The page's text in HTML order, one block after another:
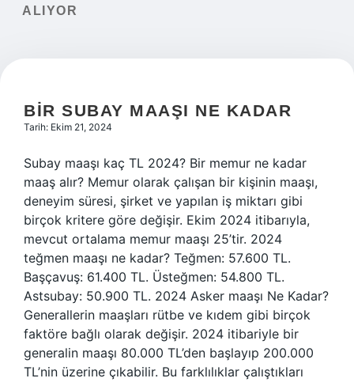
ALIYOR
BIR SUBAY MAAŞI NE KADAR
Tarih: Ekim 21, 2024
Subay maaşı kaç TL 2024? Bir memur ne kadar
maaş alır? Memur olarak çalışan bir kişinin maaşı,
deneyim süresi, şirket ve yapılan iş miktarı gibi
birçok kritere göre değişir. Ekim 2024 itibarıyla,
mevcut ortalama memur maaşı 25’tir. 2024
teğmen maaşı ne kadar? Teğmen: 57.600 TL.
Başçavuş: 61.400 TL. Üsteğmen: 54.800 TL.
Astsubay: 50.900 TL. 2024 Asker maaşı Ne Kadar?
Generallerin maaşları rütbe ve kıdem gibi birçok
faktöre bağlı olarak değişir. 2024 itibariyle bir
generalin maaşı 80.000 TL’den başlayıp 200.000
TL’nin üzerine çıkabilir. Bu farklılıklar çalıştıkları